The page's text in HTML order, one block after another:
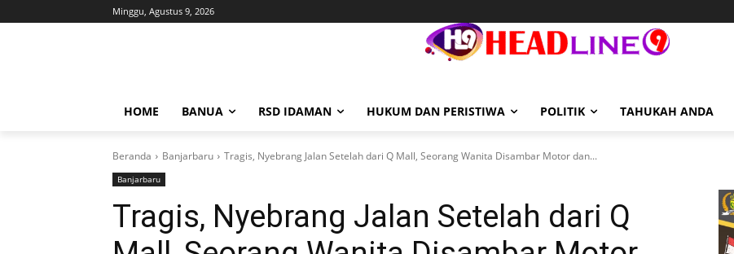
Minggu, Agustus 9, 2026
HOME BANUA RSD IDAMAN HUKUM DAN PERISTIWA POLITIK TAHUKAH ANDA
Beranda Banjarbaru Tragis, Nyebrang Jalan Setelah dari Q Mall, Seorang Wanita Disambar Motor dan...
Banjarbaru
Tragis, Nyebrang Jalan Setelah dari Q